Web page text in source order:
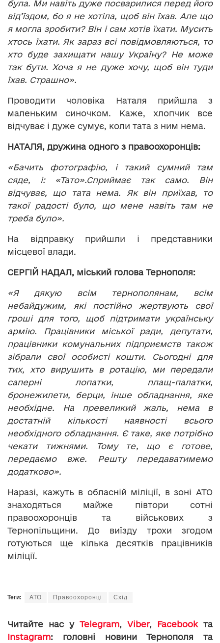
була. Ми навіть дуже посварилися перед його
від’їздом, бо я не хотіла, щоб він їхав. Але що
я могла зробити? Він і сам хотів їхати. Мусить
хтось їхати. Як зараз всі повідмовляються, то
хто буде захищати нашу Україну? Не може
так бути. Хоча я не дуже хочу, щоб він туди
їхав. Страшно».
Проводити чоловіка Наталя прийшла з
маленьким синочком. Каже, хлопчик все
відчуває і дуже сумує, коли тата з ним нема.
НАТАЛЯ, дружина одного з правоохоронців:
«Бачить фотографію, і такий сумний там
сяде, і: «Тато».Сприймає так само. Він
відчуває, що тата нема. Як він приїхав, то
такої радості було, що мене навіть там не
треба було».
На відправку прийшли і представники
місцевої влади.
СЕРГІЙ НАДАЛ, міський голова Тернополя:
«Я дякую всім тернополянам, всім
небайдужим, які постійно жертвують свої
гроші для того, щоб підтримати українську
армію. Працівники міської ради, депутати,
працівники комунальних підприємств також
зібрали свої особисті кошти. Сьогодні для
тих, хто вирушить в ротацію, ми передали
саперні лопатки, плащ-палатки,
бронежилети, берци, інше обладнання, яке
необхідне. На превеликий жаль, нема в
достатній кількості наявності всього
необхідного обладнання. Є таке, яке потрібно
чекати тижнями. Тому те, що є готове,
передаємо вже. Решту передаватимемо
додатково».
Наразі, кажуть в обласній міліції, в зоні АТО
знаходяться майже півтори сотні
правоохоронців та військових з
Тернопільщини. До виїзду трохи згодом
готуються ще кілька десятків працівників
міліції.
Теги: АТО Правоохоронці Схід
Читайте нас у Telegram, Viber, Facebookта
Instagram: головні новини Тернополя та